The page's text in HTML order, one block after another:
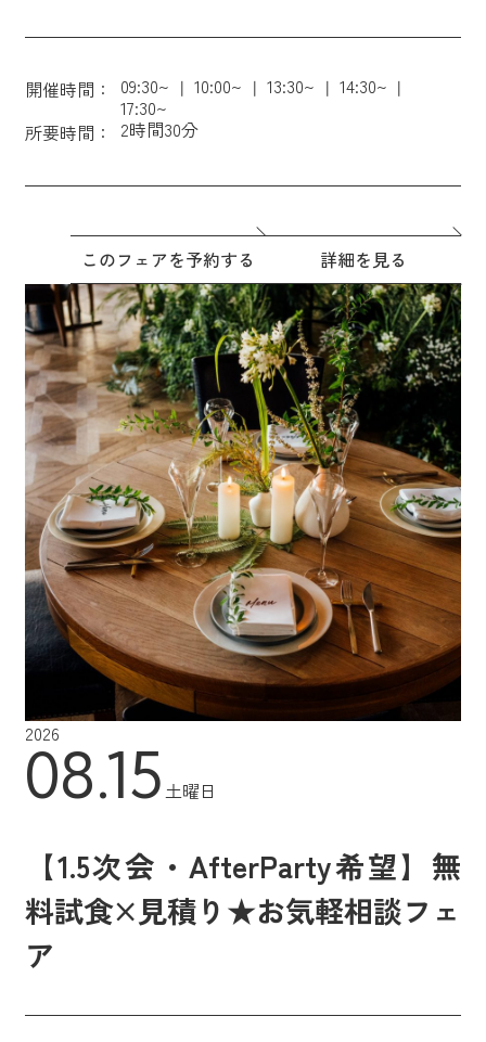
開催時間： 09:30~ 10:00~ 13:30~
14:30~
17:30~
所要時間：
2時間30分
このフェアを予約する 詳細を見る
2026
08.15土曜日
【1.5次会・AfterParty希望】無
料試食×見積り★お気軽相談フェ
ア